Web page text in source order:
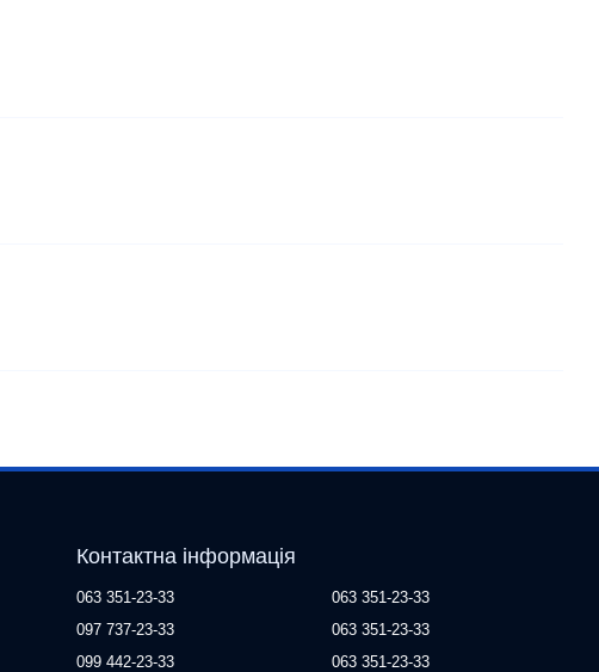
Контактна інформація
063 351-23-33
097 737-23-33
099 442-23-33
063 351-23-33
063 351-23-33
063 351-23-33